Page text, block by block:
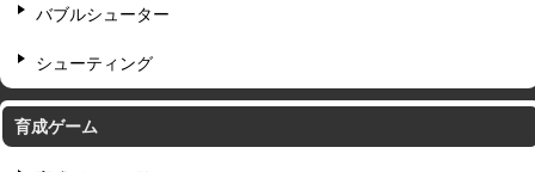
バブルシューター
シューティング
育成ゲーム